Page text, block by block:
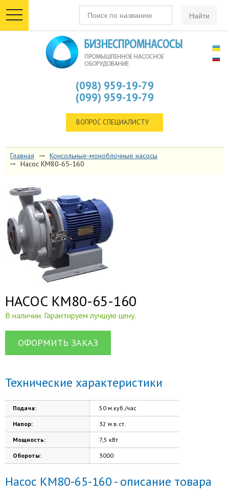
toggle
navigation
(098) 959-19-79
(099) 959-19-79
ВОПРОС СПЕЦИАЛИСТУ
Главная
Консольные-моноблочные насосы
Насос КМ80-65-160
НАСОС КМ80-65-160
В наличии. Гарантируем лучшую цену.
ОФОРМИТЬ ЗАКАЗ
Технические характеристики
Подача: 50 м.куб./час
Напор: 32 м.в.ст.
Мощность: 7,5 кВт
Обороты: 3000
Насос КМ80-65-160 - описание товара